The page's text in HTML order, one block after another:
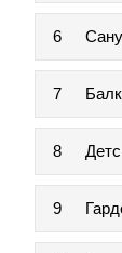
6
7
8
9